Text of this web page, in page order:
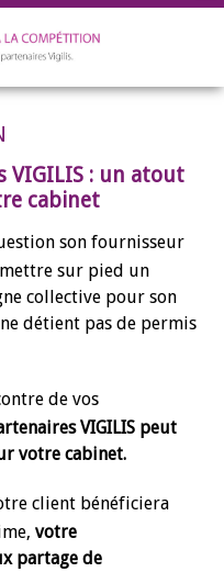
VIGILIS : un atout
cabinet
son fournisseur
sur pied un
collective pour son
détient pas de permis
de vos
VIGILIS peut
votre cabinet.
client bénéficiera
votre
partage de